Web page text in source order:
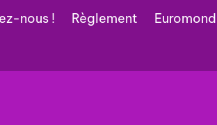
nous ! Règlement